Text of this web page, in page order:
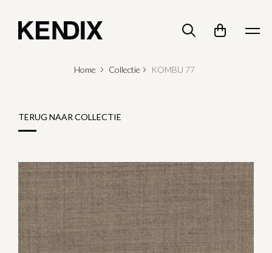
Home Collectie KOMBU 77
TERUG NAAR COLLECTIE